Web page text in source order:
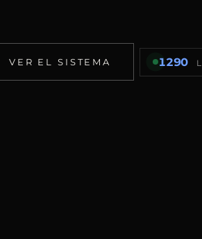
VER EL SISTEMA 1290